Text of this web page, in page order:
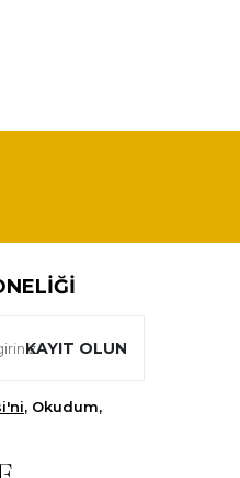
KAYIT OLUN
, Okudum,